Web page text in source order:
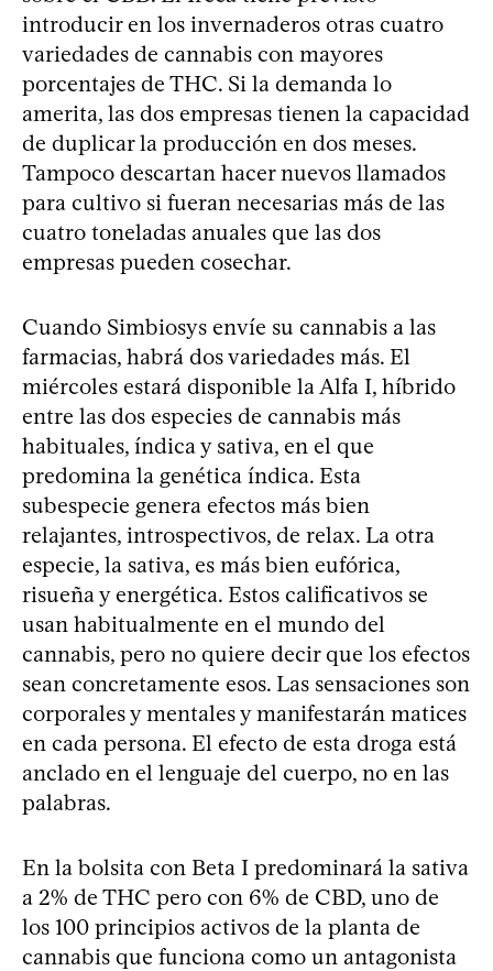
introducir en los invernaderos otras cuatro
variedades de cannabis con mayores
porcentajes de THC. Si la demanda lo
amerita, las dos empresas tienen la capacidad
de duplicar la producción en dos meses.
Tampoco descartan hacer nuevos llamados
para cultivo si fueran necesarias más de las
cuatro toneladas anuales que las dos
empresas pueden cosechar.
Cuando Simbiosys envíe su cannabis a las
farmacias, habrá dos variedades más. El
miércoles estará disponible la Alfa I, híbrido
entre las dos especies de cannabis más
habituales, índica y sativa, en el que
predomina la genética índica. Esta
subespecie genera efectos más bien
relajantes, introspectivos, de relax. La otra
especie, la sativa, es más bien eufórica,
risueña y energética. Estos calificativos se
usan habitualmente en el mundo del
cannabis, pero no quiere decir que los efectos
sean concretamente esos. Las sensaciones son
corporales y mentales y manifestarán matices
en cada persona. El efecto de esta droga está
anclado en el lenguaje del cuerpo, no en las
palabras.
En la bolsita con Beta I predominará la sativa
a 2% de THC pero con 6% de CBD, uno de
los 100 principios activos de la planta de
cannabis que funciona como un antagonista